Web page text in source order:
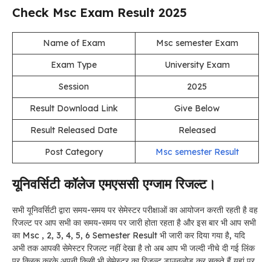
Check Msc Exam Result 2025
Name of Exam
Msc semester Exam
Exam Type
University Exam
Session
2025
Result Download Link
Give Below
Result Released Date
Released
Post Category
Msc semester Result
यूनिवर्सिटी कॉलेज एमएससी एग्जाम रिजल्ट।
सभी यूनिवर्सिटी द्वारा समय-समय पर सेमेस्टर परीक्षाओं का आयोजन करती रहती है वह
रिजल्ट पर आप सभी का समय-समय पर जारी होता रहता है और इस बार भी आप सभी
का Msc , 2, 3, 4, 5, 6 Semester Result भी जारी कर दिया गया है, यदि
अभी तक आपकी सेमेस्टर रिजल्ट नहीं देखा है तो अब आप भी जल्दी नीचे दी गई लिंक